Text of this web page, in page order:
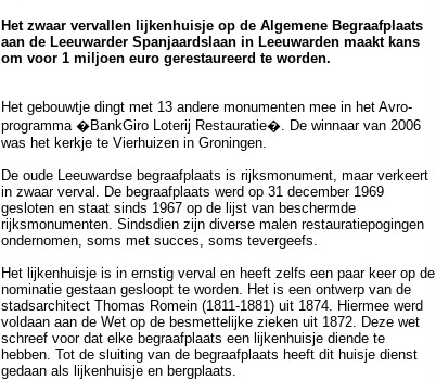
Het zwaar vervallen lijkenhuisje op de Algemene Begraafplaats
aan de Leeuwarder Spanjaardslaan in Leeuwarden maakt kans
om voor 1 miljoen euro gerestaureerd te worden.
Het gebouwtje dingt met 13 andere monumenten mee in het Avro-
programma �BankGiro Loterij Restauratie�. De winnaar van 2006
was het kerkje te Vierhuizen in Groningen.
De oude Leeuwardse begraafplaats is rijksmonument, maar verkeert
in zwaar verval. De begraafplaats werd op 31 december 1969
gesloten en staat sinds 1967 op de lijst van beschermde
rijksmonumenten. Sindsdien zijn diverse malen restauratiepogingen
ondernomen, soms met succes, soms tevergeefs.
Het lijkenhuisje is in ernstig verval en heeft zelfs een paar keer op de
nominatie gestaan gesloopt te worden. Het is een ontwerp van de
stadsarchitect Thomas Romein (1811-1881) uit 1874. Hiermee werd
voldaan aan de Wet op de besmettelijke zieken uit 1872. Deze wet
schreef voor dat elke begraafplaats een lijkenhuisje diende te
hebben. Tot de sluiting van de begraafplaats heeft dit huisje dienst
gedaan als lijkenhuisje en bergplaats.